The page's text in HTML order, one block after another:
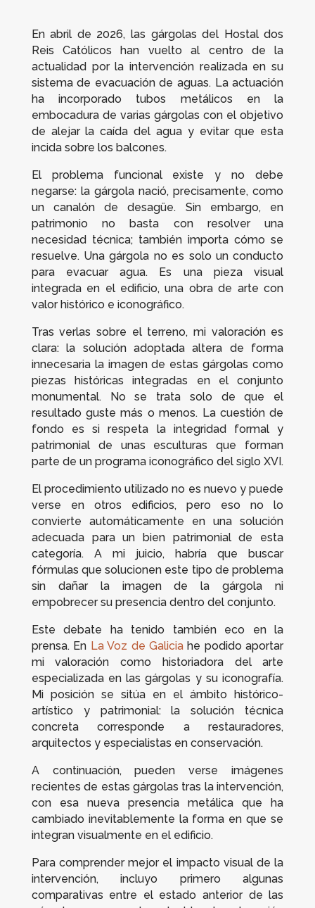
En abril de 2026, las gárgolas del Hostal dos
Reis Católicos han vuelto al centro de la
actualidad por la intervención realizada en su
sistema de evacuación de aguas. La actuación
ha incorporado tubos metálicos en la
embocadura de varias gárgolas con el objetivo
de alejar la caída del agua y evitar que esta
incida sobre los balcones.
El problema funcional existe y no debe
negarse: la gárgola nació, precisamente, como
un canalón de desagüe. Sin embargo, en
patrimonio no basta con resolver una
necesidad técnica; también importa cómo se
resuelve. Una gárgola no es solo un conducto
para evacuar agua. Es una pieza visual
integrada en el edificio, una obra de arte con
valor histórico e iconográfico.
Tras verlas sobre el terreno, mi valoración es
clara: la solución adoptada altera de forma
innecesaria la imagen de estas gárgolas como
piezas históricas integradas en el conjunto
monumental. No se trata solo de que el
resultado guste más o menos. La cuestión de
fondo es si respeta la integridad formal y
patrimonial de unas esculturas que forman
parte de un programa iconográfico del siglo XVI.
El procedimiento utilizado no es nuevo y puede
verse en otros edificios, pero eso no lo
convierte automáticamente en una solución
adecuada para un bien patrimonial de esta
categoría. A mi juicio, habría que buscar
fórmulas que solucionen este tipo de problema
sin dañar la imagen de la gárgola ni
empobrecer su presencia dentro del conjunto.
Este debate ha tenido también eco en la
prensa. En La Voz de Galiciahe podido aportar
mi valoración como historiadora del arte
especializada en las gárgolas y su iconografía.
Mi posición se sitúa en el ámbito histórico-
artístico y patrimonial: la solución técnica
concreta corresponde a restauradores,
arquitectos y especialistas en conservación.
A continuación, pueden verse imágenes
recientes de estas gárgolas tras la intervención,
con esa nueva presencia metálica que ha
cambiado inevitablemente la forma en que se
integran visualmente en el edificio.
Para comprender mejor el impacto visual de la
intervención, incluyo primero algunas
comparativas entre el estado anterior de las